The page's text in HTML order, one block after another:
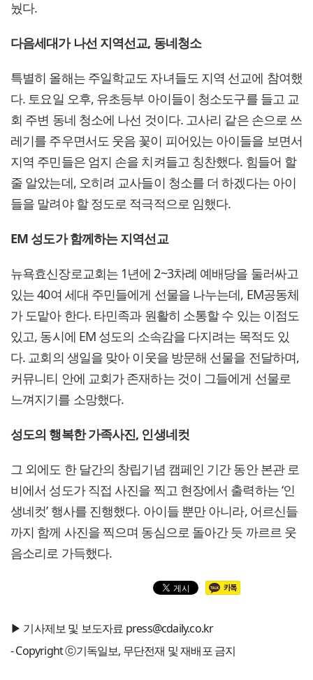
눴다.
다음세대가 나선 지역선교, 동네청소
특별히 올해는 주일학교도 자녀들도 지역 선교에 참여했
다. 토요일 오후, 유초등부 아이들이 청소도구를 들고 교
회 주변 동네 청소에 나선 것이다. 고사리 같은 손으로 쓰
레기를 주우면서도 웃음 꽃이 피어있는 아이들을 보면서
지역 주민들은 엄지 손을 치켜들고 칭찬했다. 힘들어 할
줄 알았는데, 오히려 교사들이 청소를 더 하겠다는 아이
들을 말려야 할 정도로 적극적으로 임했다.
EM 성도가 함께하는 지역선교
뉴욕효신장로교회는 1년에 2~3차례 예배당을 둘러싸고
있는 40여 세대 주민들에게 선물을 나누는데, EM공동체
가 도맡아 한다. 타민족과 원활히 소통할 수 있는 이점도
있고, 동시에 EM 성도의 소속감을 다지려는 목적도 있
다. 교회의 생일을 맞아 이웃을 방문해 선물을 전달하며,
커뮤니티 안에 교회가 존재하는 것이 그들에게 선물로
느껴지기를 소망했다.
성도의 행복한 가족사진, 인생네컷
그 외에도 한 달간의 창립기념 캠페인 기간 동안 본관 로
비에서 성도가 직접 사진을 찍고 현장에서 출력하는 ‘인
생네컷’ 행사를 진행했다. 아이들 뿐만 아니라, 어르신들
까지 함께 사진을 찍으며 동심으로 돌아간 듯 까르르 웃
음소리로 가득했다.
▶ 기사제보 및 보도자료 press@cdaily.co.kr
- Copyright ⓒ기독일보, 무단전재 및 재배포 금지